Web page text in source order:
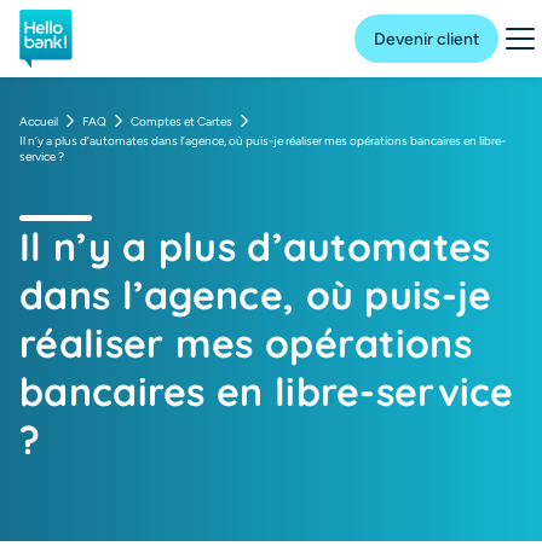
Hello bank! la banque en ligne de BNP Paribas
Devenir client
Accueil FAQ
Comptes et Cartes
Il n’y a plus d’automates dans l’agence, où puis-je réaliser mes opérations bancaires en libre-
service ?
Il n’y a plus d’automates
dans l’agence, où puis-je
réaliser mes opérations
bancaires en libre-service
?